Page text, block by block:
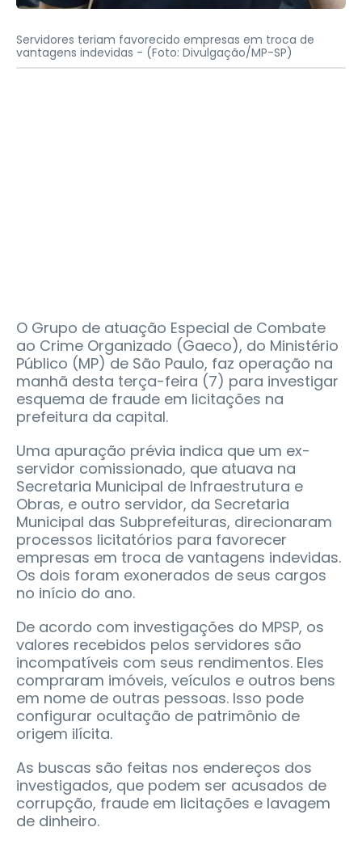
Servidores teriam favorecido empresas em troca de
vantagens indevidas - (Foto: Divulgação/MP-SP)
O Grupo de atuação Especial de Combate
ao Crime Organizado (Gaeco), do Ministério
Público (MP) de São Paulo, faz operação na
manhã desta terça-feira (7) para investigar
esquema de fraude em licitações na
prefeitura da capital.
Uma apuração prévia indica que um ex-
servidor comissionado, que atuava na
Secretaria Municipal de Infraestrutura e
Obras, e outro servidor, da Secretaria
Municipal das Subprefeituras, direcionaram
processos licitatórios para favorecer
empresas em troca de vantagens indevidas.
Os dois foram exonerados de seus cargos
no início do ano.
De acordo com investigações do MPSP, os
valores recebidos pelos servidores são
incompatíveis com seus rendimentos. Eles
compraram imóveis, veículos e outros bens
em nome de outras pessoas. Isso pode
configurar ocultação de patrimônio de
origem ilícita.
As buscas são feitas nos endereços dos
investigados, que podem ser acusados de
corrupção, fraude em licitações e lavagem
de dinheiro.